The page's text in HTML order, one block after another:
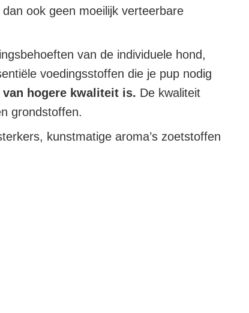
ook geen moeilijk verteerbare
van de individuele hond,
voedingsstoffen die je pup nodig
hogere kwaliteit is. De kwaliteit
grondstoffen.
kunstmatige aroma’s zoetstoffen